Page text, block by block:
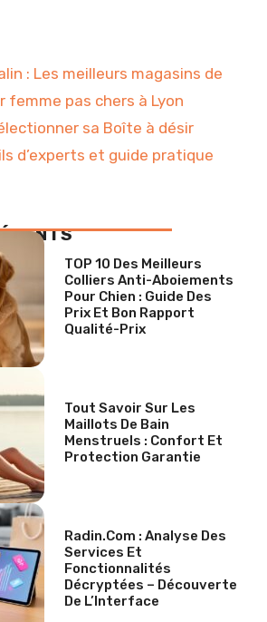
: Les meilleurs magasins de
pas chers à Lyon
sa Boîte à désir
d’experts et guide pratique
TOP 10 Des Meilleurs
Colliers Anti-Aboiements
Pour Chien : Guide Des
Prix Et Bon Rapport
Qualité-Prix
Tout Savoir Sur Les
Maillots De Bain
Menstruels : Confort Et
Protection Garantie
Radin.com : Analyse Des
Services Et
Fonctionnalités
Décryptées – Découverte
De L’Interface